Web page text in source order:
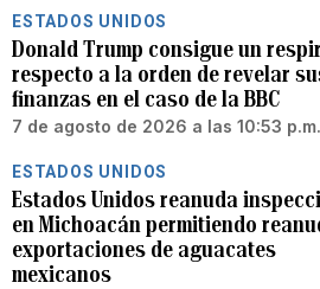
ESTADOS UNIDOS
Donald Trump consigue un
respecto a la orden de revelar
finanzas en el caso de la BBC
7 de agosto de 2026 a las 10:53 p.m.
ESTADOS UNIDOS
Estados Unidos reanuda
en Michoacán permitiendo
exportaciones de aguacates
mexicanos